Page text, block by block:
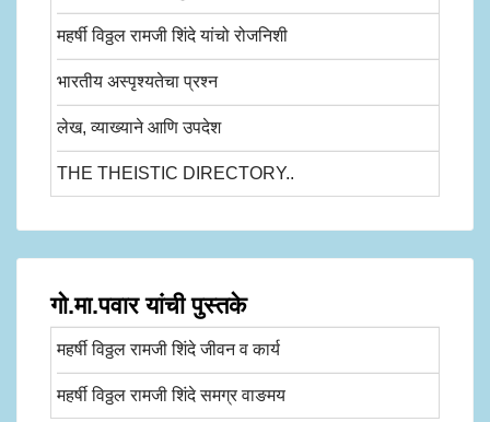
महर्षी विठ्ठल रामजी शिंदे यांचो रोजनिशी
भारतीय अस्पृश्यतेचा प्रश्न
लेख, व्याख्याने आणि उपदेश
THE THEISTIC DIRECTORY..
गो.मा.पवार यांची पुस्तके
महर्षी विठ्ठल रामजी शिंदे जीवन व कार्य
महर्षी विठ्ठल रामजी शिंदे समग्र वाङमय